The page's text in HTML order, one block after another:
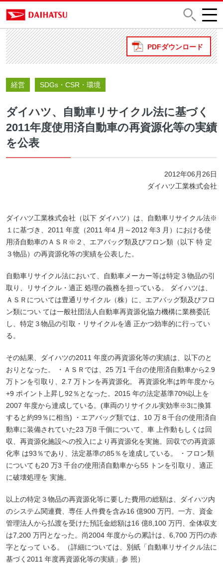
PDFダウンロード
経営 SDGs・CSR・環境
ダイハツ、自動車リサイクル法に基づく
2011年度使用済自動車の再資源化等の実績
を公表
2012年06月26日
ダイハツ工業株式会社
ダイハツ工業株式会社（以下 ダイハツ）は、自動車リサイクル法※
１に基づき、2011 年度（2011 年4 月～2012 年3 月）における使
用済自動車のＡＳＲ※２、エアバッグ類及びフロン類（以下 特 定
３物品）の再資源化等の実績を公表した。
自動車リサイクル法において、自動車メーカー等は特定３物品の引
取り、リサイクル・適正 処理の義務を担っている。 ダイハツは、
ＡＳＲについては豊通リサイクル（株）に、エアバッグ類及びフロ
ン類につい ては一般社団法人自動車再資源化協力機構に業務委託
し、特定３物品の引取・リサイクルを適 正かつ効率的に行ってい
る。
その結果、ダイハツの2011 年度の再資源化等の実績は、以下のと
おりとなった。 ・ＡＳＲでは、25 万1 千台の使用済自動車から2.9
万トンを引取り、2.7 万トンを再資源化。 再資源化率は昨年度から
+9 ポイント上昇し92％となった。2015 年の法定基準70%以上を
2007 年度から達成している。(車両のリサイクル実効率※3に換算
すると約99％に相当) ・エアバッグ類では、10 万８千台の使用済自
動車に装備されていた23 万8 千個について、車 上作動もしくは回
収、再資源化施設への投入により再資源化を実施。回収での再資源
化率 は93％であり、法定基準の85％を達成している。 ・フロン類
についても20 万3 千台の使用済自動車から55 トンを引取り、適正
に破壊処理を 実施。
以上の特定３物品の再資源化等に要した費用の総額は、ダイハツ内
のシステム関連費、専任 人件費を含み16 億900 万円。一方、資金
管理法人から払渡を受けた預託金総額は16 億8,100 万円、全体収支
は7,200 万円となった。尚2004 年度からの累計は、6,700 万円の赤
字となって いる。（詳細については、別紙「自動車リサイクル法に
基づく2011 年度再資源化等の実績」参 照）